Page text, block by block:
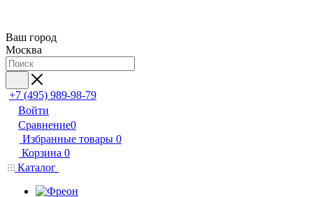
Ваш город
Москва
+7 (495) 989-98-79
Войти
Сравнение0
Избранные товары 0
Корзина 0
Каталог